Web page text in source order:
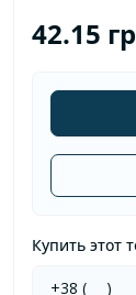
42.15
Купить этот